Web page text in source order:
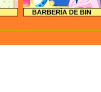
BARBERÍA DE BIN